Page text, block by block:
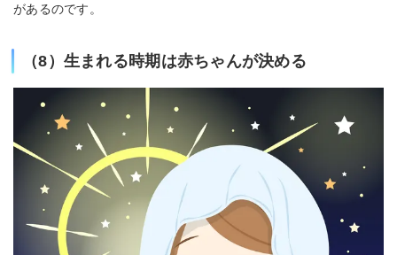
があるのです。
（8）生まれる時期は赤ちゃんが決める